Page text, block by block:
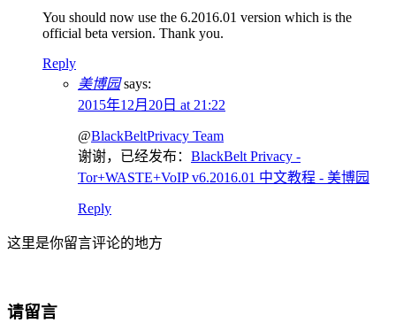
You should now use the 6.2016.01 version which is the
official beta version. Thank you.
Reply
美博园 says:
2015年12月20日 at 21:22
@BlackBeltPrivacy Team
谢谢，已经发布： BlackBelt Privacy -
Tor+WASTE+VoIP v6.2016.01 中文教程 - 美博园
Reply
这里是你留言评论的地方
请留言